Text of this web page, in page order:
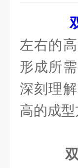
左右的
形成所
深刻理
高的成型